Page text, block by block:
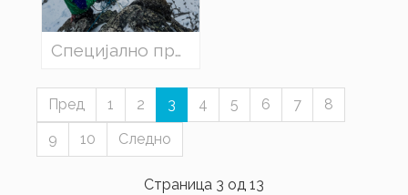
Специјално признание: „Проклетството на планината“, Дариуш Залуски / Освалд Родриго Перера
Пред 1 2 3 4 5 6 7
8
9
10 Следно
Страница 3 од 13